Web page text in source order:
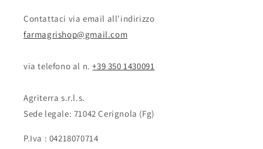
Contattaci via email all'indirizzo
farmagrishop@gmail.com
via telefono al n. ‭‭+39 350 1430091
Agriterra s.r.l.s.
Sede legale: 71042 Cerignola (Fg)
P.Iva : 04218070714